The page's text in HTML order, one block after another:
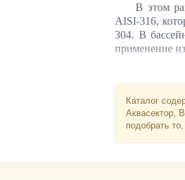
В этом
AISI-316,
304. В
применение
Для
позволяют
Выбор
зависит
В
Каталог
Аквасектор,
подобрать